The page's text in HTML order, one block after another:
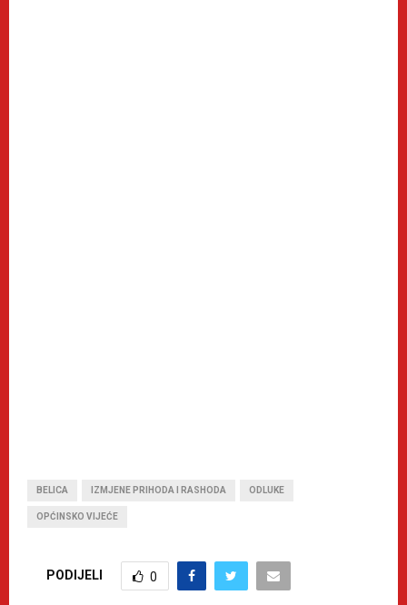
BELICA IZMJENE PRIHODA I RASHODA ODLUKE
OPĆINSKO VIJEĆE
PODIJELI 0